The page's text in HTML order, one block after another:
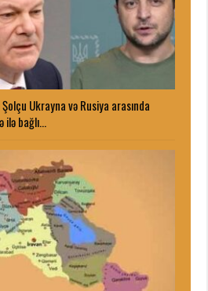
Ukrayna və Rusiya arasında
ilə bağlı…